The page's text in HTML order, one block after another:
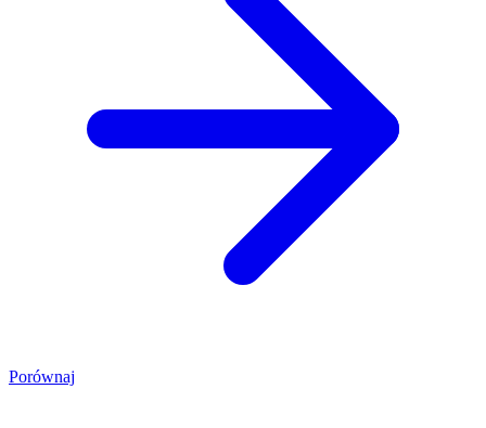
Porównaj